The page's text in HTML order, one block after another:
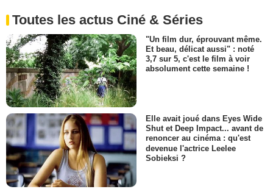
Toutes les actus Ciné & Séries
"Un film dur, éprouvant même.
Et beau, délicat aussi" : noté
3,7 sur 5, c'est le film à voir
absolument cette semaine !
Elle avait joué dans Eyes Wide
Shut et Deep Impact... avant de
renoncer au cinéma : qu'est
devenue l'actrice Leelee
Sobieksi ?